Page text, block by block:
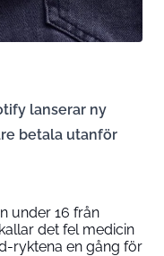
lanserar ny
betala utanför
under 16 från
det fel medicin
ryktena en gång för